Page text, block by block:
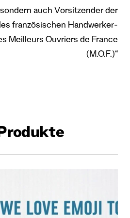
auch Vorsitzender der
französischen Handwerker-
Meilleurs Ouvriers de France
(M.O.F.)“